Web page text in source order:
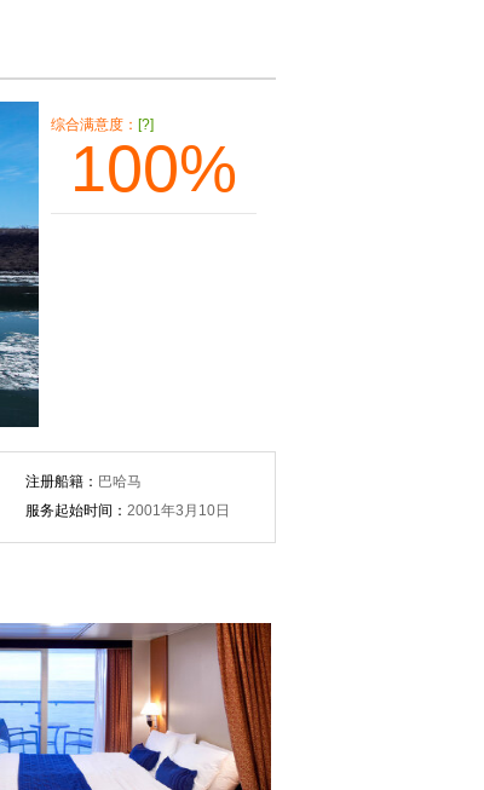
综合满意度： [?]
100%
注册船籍： 巴哈马
服务起始时间： 2001年3月10日
妆台，吹
冰箱